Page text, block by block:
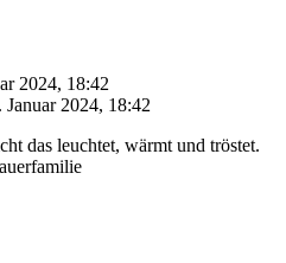
2024, 18:42
Januar 2024, 18:42
das leuchtet, wärmt und tröstet.